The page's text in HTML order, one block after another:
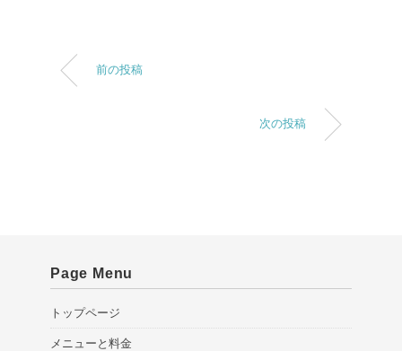
前の投稿
次の投稿
Page Menu
トップページ
メニューと料金